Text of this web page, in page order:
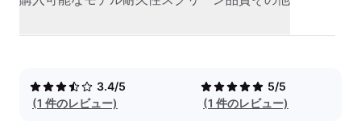
3.4/5
(1 件のレビュー)
5/5
(1 件のレビュー)